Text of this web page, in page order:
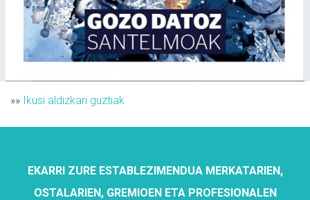
»» Ikusi aldizkari guztiak
EKARRI ZURE ESTABLEZIMENDUA MERKATARIEN,
OSTALARIEN, GREMIOEN ETA PROFESIONALEN